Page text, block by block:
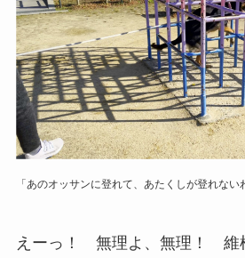
「あのオッサンに登れて、あたくしが登れない
えーっ！ 無理よ、無理！ 維